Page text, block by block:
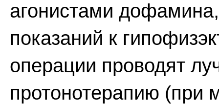
агонистами
показаний к
операции проводят
протонотерапию (при